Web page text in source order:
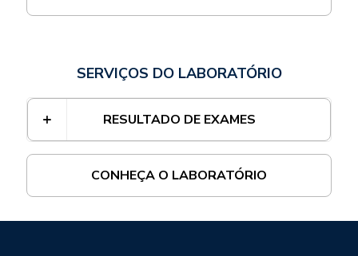
SERVIÇOS DO LABORATÓRIO
RESULTADO DE EXAMES
CONHEÇA O LABORATÓRIO